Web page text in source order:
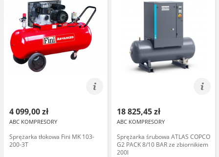
4 099,00 zł
ABC KOMPRESORY
Sprężarka tłokowa Fini MK 103-
200-3T
18 825,45 zł
ABC KOMPRESORY
Sprężarka śrubowa ATLAS COPCO
G2 PACK 8/10 BAR ze zbiornikiem
200l